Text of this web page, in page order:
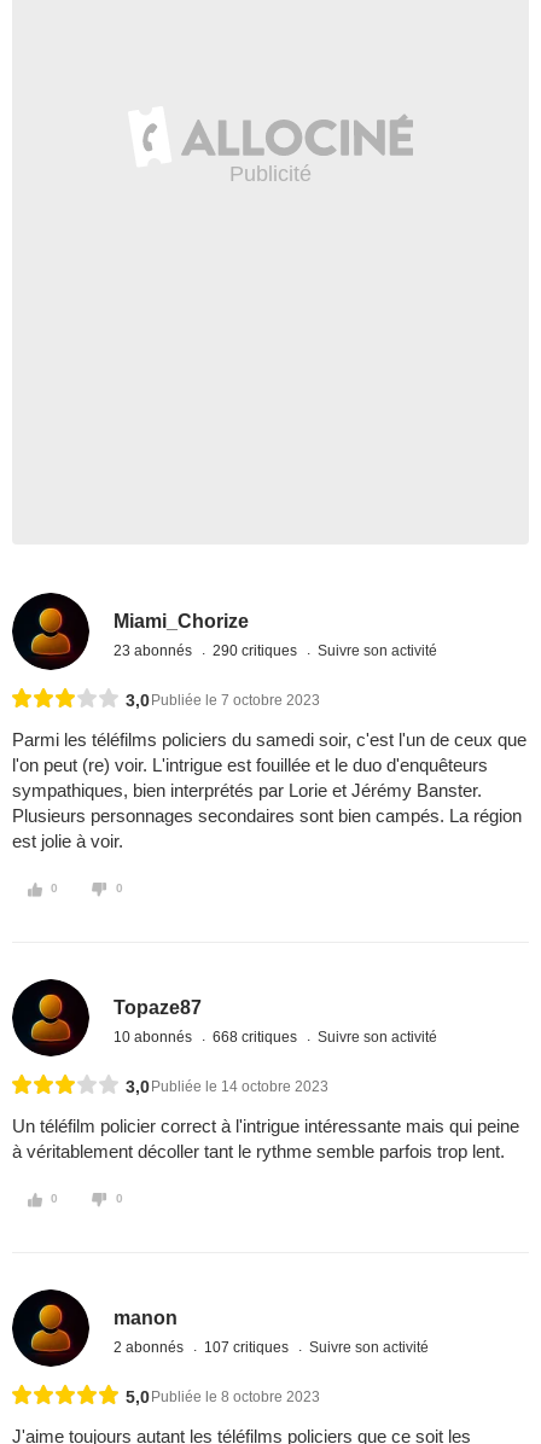
Miami_Chorize
23 abonnés 290 critiques Suivre son activité
3,0 Publiée le 7 octobre 2023
Parmi les téléfilms policiers du samedi soir, c'est l'un de ceux que
l'on peut (re) voir. L'intrigue est fouillée et le duo d'enquêteurs
sympathiques, bien interprétés par Lorie et Jérémy Banster.
Plusieurs personnages secondaires sont bien campés. La région
est jolie à voir.
0 0
Topaze87
10 abonnés 668 critiques Suivre son activité
3,0 Publiée le 14 octobre 2023
Un téléfilm policier correct à l'intrigue intéressante mais qui peine
à véritablement décoller tant le rythme semble parfois trop lent.
0 0
manon
2 abonnés 107 critiques Suivre son activité
5,0 Publiée le 8 octobre 2023
J'aime toujours autant les téléfilms policiers que ce soit les